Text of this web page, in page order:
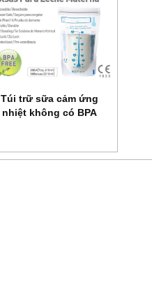
Túi trữ sữa cảm ứng
nhiệt không có BPA